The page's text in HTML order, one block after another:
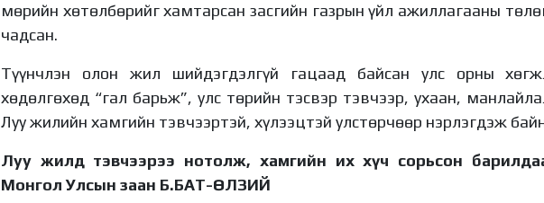
мөрийн хөтөлбөрийг хамтарсан засгийн газрын үйл ажиллагааны
чадсан.
Түүнчлэн олон жил шийдэгдэлгүй гацаад байсан улс орны
хөдөлгөхөд “гал барьж”, улс төрийн тэсвэр тэвчээр, ухаан,
Луу жилийн хамгийн тэвчээртэй, хүлээцтэй улстөрчөөр нэрлэгдэж
Луу жилд тэвчээрээ нотолж, хамгийн их хүч сорьсон
Монгол Улсын заан Б.БАТ-ӨЛЗИЙ